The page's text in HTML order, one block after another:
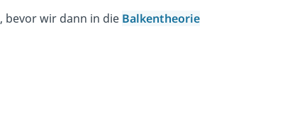
, bevor wir dann in die Balkentheorie